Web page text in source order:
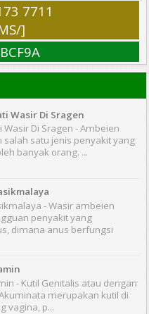
7711
]
Wasir Di Sragen
Di Sragen - Ambeien
satu jenis penyakit yang
banyak orang. ...
- Wasir ambeien
penyakit yang
dimana anus berfungsi
- Kutil Genitalis atau dengan
merupakan kutil di
vagina, p...